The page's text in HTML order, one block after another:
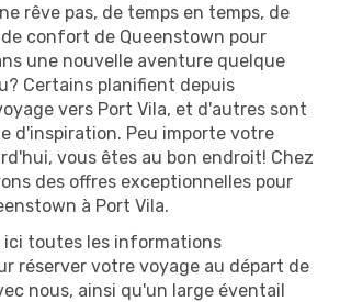
rêve pas, de temps en temps, de
confort de Queenstown pour
une nouvelle aventure quelque
Certains planifient depuis
vers Port Vila, et d'autres sont
d'inspiration. Peu importe votre
vous êtes au bon endroit! Chez
des offres exceptionnelles pour
à Port Vila.
ici toutes les informations
réserver votre voyage au départ de
nous, ainsi qu'un large éventail